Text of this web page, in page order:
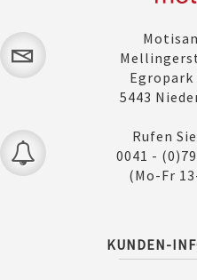
Egropark
5443
Rufen
0041 -
(Mo-Fr
KUNDEN-